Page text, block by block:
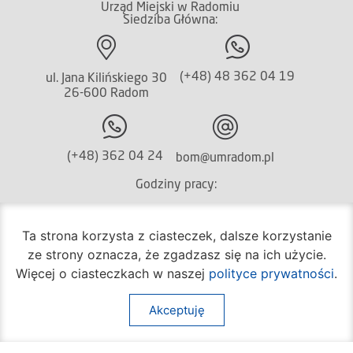
Urząd Miejski w Radomiu
Siedziba Główna:
ul. Jana Kilińskiego 30
26-600 Radom
(+48) 48 362 04 19
(+48) 362 04 24 bom@umradom.pl
Godziny pracy:
poniedziałek – piątek
godz.7:30 – 16:30
Pozostałe wydziały
poniedziałek – piątek
7:30 – 15:30
Ta strona korzysta z ciasteczek, dalsze korzystanie
ze strony oznacza, że zgadzasz się na ich użycie.
Więcej o ciasteczkach w naszej polityce prywatności.
Akceptuję